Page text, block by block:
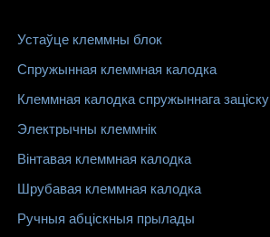
Устаўце клеммны блок
Спружынная клеммная калодка
Клеммная калодка спружыннага заціску
Электрычны клеммнік
Вінтавая клеммная калодка
Шрубавая клеммная калодка
Ручныя абціскныя прылады